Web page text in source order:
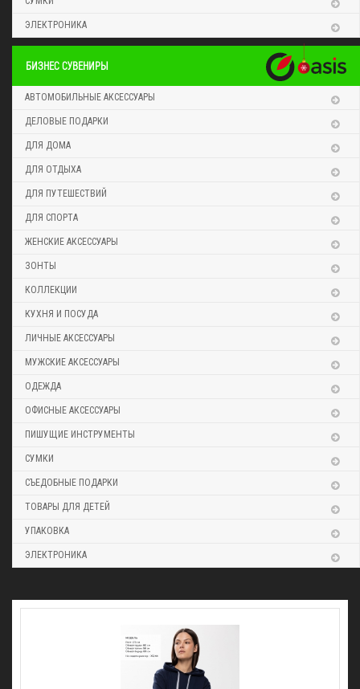
ЭЛЕКТРОНИКА
БИЗНЕС СУВЕНИРЫ
АВТОМОБИЛЬНЫЕ АКСЕССУАРЫ
ДЕЛОВЫЕ ПОДАРКИ
ДЛЯ ДОМА
ДЛЯ ОТДЫХА
ДЛЯ ПУТЕШЕСТВИЙ
ДЛЯ СПОРТА
ЖЕНСКИЕ АКСЕССУАРЫ
ЗОНТЫ
КОЛЛЕКЦИИ
КУХНЯ И ПОСУДА
ЛИЧНЫЕ АКСЕССУАРЫ
МУЖСКИЕ АКСЕССУАРЫ
ОДЕЖДА
ОФИСНЫЕ АКСЕССУАРЫ
ПИШУЩИЕ ИНСТРУМЕНТЫ
СУМКИ
СЪЕДОБНЫЕ ПОДАРКИ
ТОВАРЫ ДЛЯ ДЕТЕЙ
УПАКОВКА
ЭЛЕКТРОНИКА